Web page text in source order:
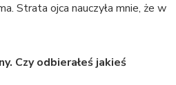
Strata ojca nauczyła mnie, że w
Czy odbierałeś jakieś